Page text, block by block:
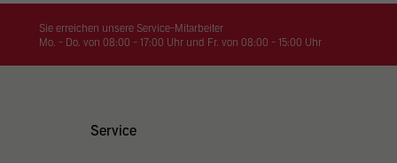
Sie erreichen unsere Service-Mitarbeiter
Mo. - Do. von 08:00 - 17:00 Uhr und Fr. von 08:00 - 15:00 Uhr
Service
Sie